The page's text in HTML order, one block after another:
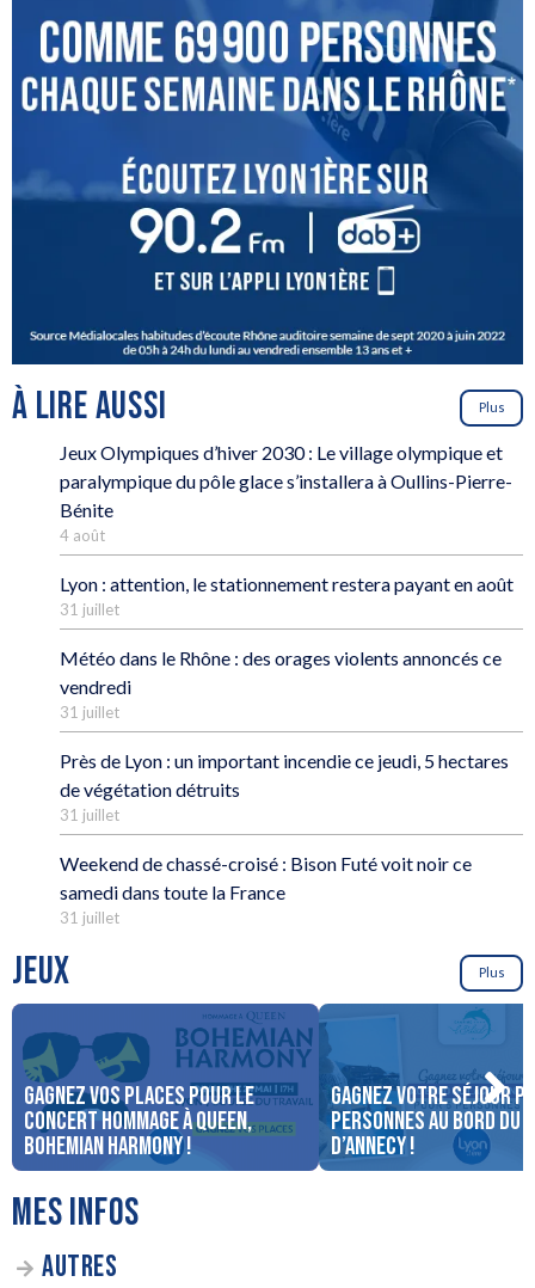
À LIRE AUSSI Plus
Jeux Olympiques d’hiver 2030 : Le village olympique et
paralympique du pôle glace s’installera à Oullins-Pierre-
Bénite
4 août
Lyon : attention, le stationnement restera payant en août
31 juillet
Météo dans le Rhône : des orages violents annoncés ce
vendredi
31 juillet
Près de Lyon : un important incendie ce jeudi, 5 hectares
de végétation détruits
31 juillet
Weekend de chassé-croisé : Bison Futé voit noir ce
samedi dans toute la France
31 juillet
JEUX Plus
Gagnez vos places pour le
concert Hommage à Queen,
Bohemian Harmony !
Gagnez votre séjour
personnes au bord du
d’Annecy !
MES INFOS
AUTRES